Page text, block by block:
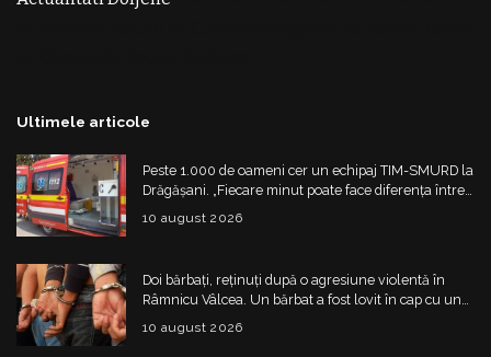
Ultimele articole
Peste 1.000 de oameni cer un echipaj TIM-SMURD la
Drăgășani. „Fiecare minut poate face diferența între
viață și moarte”
10 august 2026
Doi bărbați, reținuți după o agresiune violentă în
Râmnicu Vâlcea. Un bărbat a fost lovit în cap cu un
obiect contondent
10 august 2026